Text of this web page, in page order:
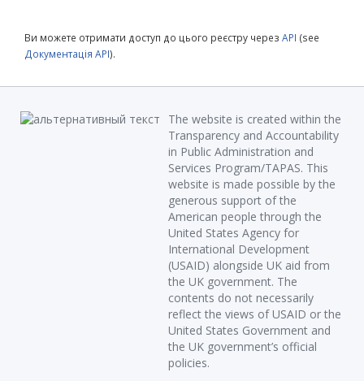
Ви можете отримати доступ до цього реєстру через API (see
Документація API).
The website is created within the
Transparency and Accountability
in Public Administration and
Services Program/TAPAS. This
website is made possible by the
generous support of the
American people through the
United States Agency for
International Development
(USAID) alongside UK aid from
the UK government. The
contents do not necessarily
reflect the views of USAID or the
United States Government and
the UK government’s official
policies.